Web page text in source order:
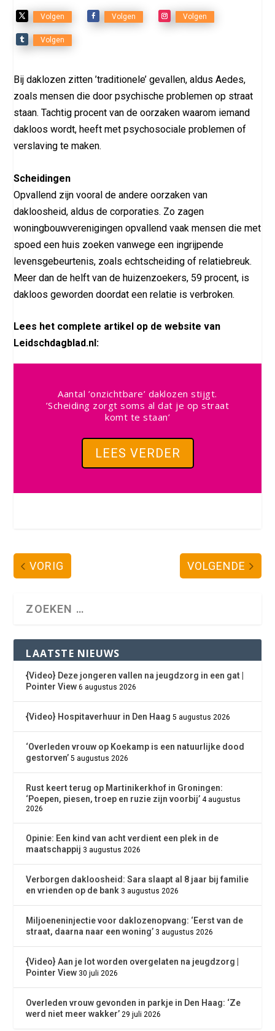
Volgen Volgen Volgen
Volgen
Bij daklozen zitten ’traditionele’ gevallen, aldus Aedes,
zoals mensen die door psychische problemen op straat
staan. Tachtig procent van de oorzaken waarom iemand
dakloos wordt, heeft met psychosociale problemen of
verslaving te maken.
Scheidingen
Opvallend zijn vooral de andere oorzaken van
dakloosheid, aldus de corporaties. Zo zagen
woningbouwverenigingen opvallend vaak mensen die met
spoed een huis zoeken vanwege een ingrijpende
levensgebeurtenis, zoals echtscheiding of relatiebreuk.
Meer dan de helft van de huizenzoekers, 59 procent, is
dakloos geworden doordat een relatie is verbroken.
Lees het complete artikel op de website van
Leidschdagblad.nl:
Aantal ’onzichtbare’ daklozen stijgt.
’Scheiding zorgt soms al dat je op straat
komt te staan’
LEES VERDER
VORIG VOLGENDE
LAATSTE NIEUWS
{Video} Deze jongeren vallen na jeugdzorg in een gat |
Pointer View 6 augustus 2026
{Video} Hospitaverhuur in Den Haag 5 augustus 2026
‘Overleden vrouw op Koekamp is een natuurlijke dood
gestorven’ 5 augustus 2026
Rust keert terug op Martinikerkhof in Groningen:
‘Poepen, piesen, troep en ruzie zijn voorbij’ 4 augustus
2026
Opinie: Een kind van acht verdient een plek in de
maatschappij 3 augustus 2026
Verborgen dakloosheid: Sara slaapt al 8 jaar bij familie
en vrienden op de bank 3 augustus 2026
Miljoeneninjectie voor daklozenopvang: ‘Eerst van de
straat, daarna naar een woning’ 3 augustus 2026
{Video} Aan je lot worden overgelaten na jeugdzorg |
Pointer View 30 juli 2026
Overleden vrouw gevonden in parkje in Den Haag: ‘Ze
werd niet meer wakker’ 29 juli 2026